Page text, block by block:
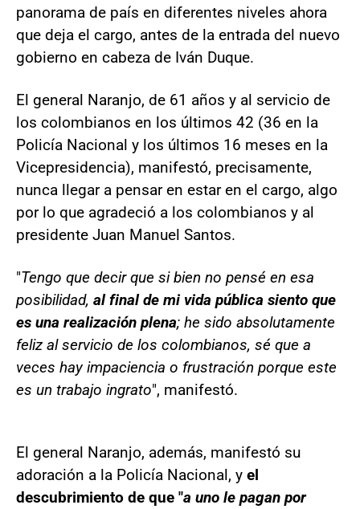
panorama de país en diferentes niveles ahora
que deja el cargo, antes de la entrada del nuevo
gobierno en cabeza de Iván Duque.
El general Naranjo, de 61 años y al servicio de
los colombianos en los últimos 42 (36 en la
Policía Nacional y los últimos 16 meses en la
Vicepresidencia), manifestó, precisamente,
nunca llegar a pensar en estar en el cargo, algo
por lo que agradeció a los colombianos y al
presidente Juan Manuel Santos.
"Tengo que decir que si bien no pensé en esa
posibilidad, al final de mi vida pública siento que
es una realización plena; he sido absolutamente
feliz al servicio de los colombianos, sé que a
veces hay impaciencia o frustración porque este
es un trabajo ingrato", manifestó.
El general Naranjo, además, manifestó su
adoración a la Policía Nacional, y el
descubrimiento de que "a uno le pagan por